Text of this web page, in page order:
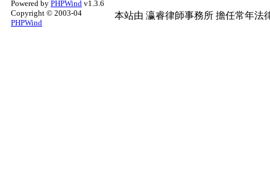
Powered by PHPWind v1.3.6
Copyright © 2003-04
PHPWind
本站由 瀛睿律師事務所 擔任常年法